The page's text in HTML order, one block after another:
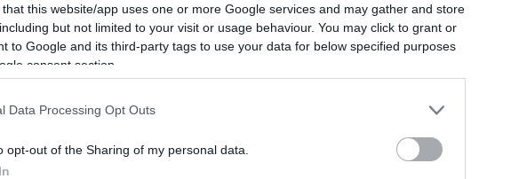
that this website/app uses one or more Google services and may gather and store
but not limited to your visit or usage behaviour. You may click to grant or
to Google and its third-party tags to use your data for below specified purposes
consent section.
Data Processing Opt Outs
opt-out of the Sharing of my personal data.
attaccato alla propria terra, si racconta una sciocchezza grave. Ma la
sia così non è dettata dalla storia, bensì dalla formazione. Dalla “D’istruzione”,
Italia”. Fenomeni come il Risorgimento, la Grande Guera, il Fascismo,
la storia patriottica di qualsiasi Paese, praticamente liquidati come se nulla
ignorati. “Non siamo mai stati uniti” è il mantra. Ma se si parla di
D’istruzione
ha cercato di fare (occupandosi ovviamente dell’argomento in
non soltanto riferito al tema di nostro interesse) si imbocca una strada